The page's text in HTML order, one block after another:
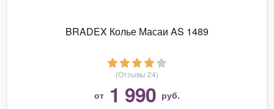
BRADEX Колье Масаи AS 1489
(Отзывы 24)
от 1 990 руб.